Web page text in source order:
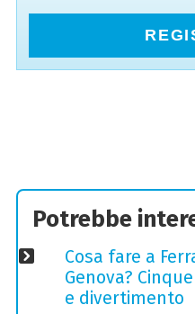
Potrebbe
Cosa fare a
Genova?
e divertimento